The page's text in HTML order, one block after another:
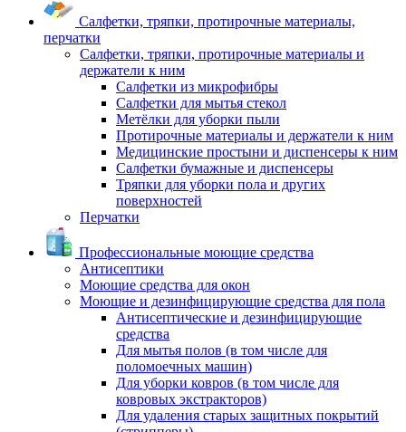
Салфетки, тряпки, протирочные материалы,
перчатки
Салфетки, тряпки, протирочные материалы и
держатели к ним
Салфетки из микрофибры
Салфетки для мытья стекол
Метёлки для уборки пыли
Протирочные материалы и держатели к ним
Медицинские простыни и диспенсеры к ним
Салфетки бумажные и диспенсеры
Тряпки для уборки пола и других
поверхностей
Перчатки
Профессиональные моющие средства
Антисептики
Моющие средства для окон
Моющие и дезинфицирующие средства для пола
Антисептические и дезинфицирующие
средства
Для мытья полов (в том числе для
поломоечных машин)
Для уборки ковров (в том числе для
ковровых экстракторов)
Для удаления старых защитных покрытий